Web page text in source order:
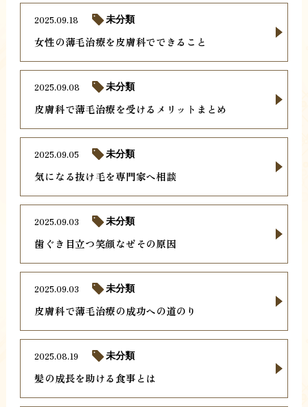
女性の薄毛治療を皮膚科でできること
2025.09.18 未分類
皮膚科で薄毛治療を受けるメリットまとめ
2025.09.08 未分類
気になる抜け毛を専門家へ相談
2025.09.05 未分類
歯ぐき目立つ笑顔なぜその原因
2025.09.03 未分類
皮膚科で薄毛治療の成功への道のり
2025.09.03 未分類
髪の成長を助ける食事とは
2025.08.19 未分類